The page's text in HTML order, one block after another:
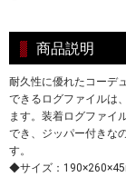
商品説明
耐久性に優れたコーデ
できるログファイルは
ます。装着ログファイ
でき、ジッパー付きな
す。
◆サイズ：